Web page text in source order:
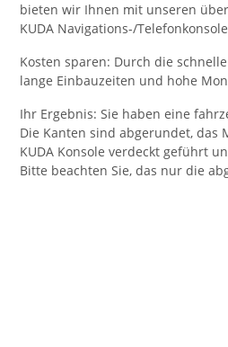
bieten wir Ihnen mit unseren
KUDA Navigations-/
Kosten sparen: Durch die
lange Einbauzeiten und hohe
Ihr Ergebnis: Sie haben eine
Die Kanten sind abgerundet, das
KUDA Konsole verdeckt geführt
Bitte beachten Sie, das nur die